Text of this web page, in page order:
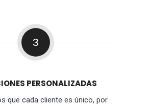
3
PERSONALIZADAS
que cada cliente es único, por